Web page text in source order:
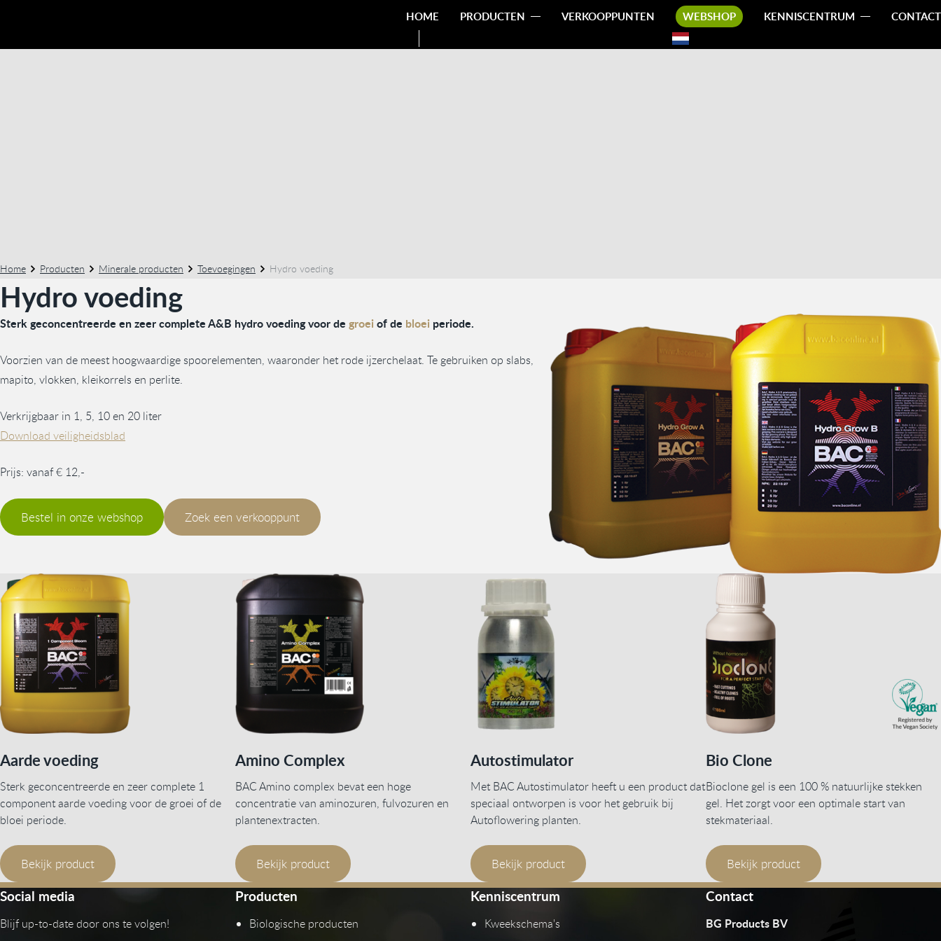
HOME PRODUCTEN VERKOOPPUNTEN WEBSHOP KENNISCENTRUM CONTACT
Home Producten Minerale producten Toevoegingen Hydro voeding
Hydro voeding
Sterk geconcentreerde en zeer complete A&B hydro voeding voor de groeiof de bloei periode.
Voorzien van de meest hoogwaardige spoorelementen, waaronder het rode ijzerchelaat. Te gebruiken op slabs,
mapito, vlokken, kleikorrels en perlite.
Verkrijgbaar in 1, 5, 10 en 20 liter
Download veiligheidsblad
Prijs: vanaf € 12,-
Bestel in onze webshop Zoek een verkooppunt
Aarde voeding
Sterk geconcentreerde en zeer complete 1
component aarde voeding voor de groei of de
bloei periode.
Bekijk product
Amino Complex
BAC Amino complex bevat een hoge
concentratie van aminozuren, fulvozuren en
plantenextracten.
Bekijk product
Autostimulator
Met BAC Autostimulator heeft u een product dat
speciaal ontworpen is voor het gebruik bij
Autoflowering planten.
Bekijk product
Bio Clone
Bioclone gel is een 100 % natuurlijke stekken
gel. Het zorgt voor een optimale start van
stekmateriaal.
Bekijk product
Social media
Blijf up-to-date door ons te volgen!
Producten
Biologische producten
Kenniscentrum
Kweekschema's
Contact
BG Products BV